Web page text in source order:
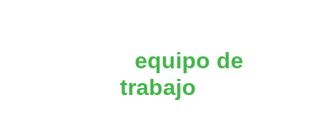
equipo de
trabajo